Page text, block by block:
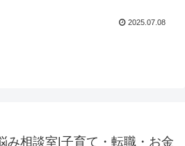
2025.07.08
み相談室|子育て・転職・お金